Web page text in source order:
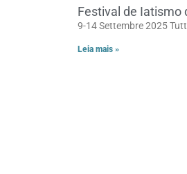
Festival de Iatismo
9-14 Settembre 2025
Leia mais »